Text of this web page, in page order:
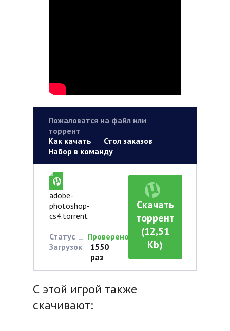
Пожаловатся на файл или
торрент
Как качать
Стол заказов
Набор в команду
adobe-
photoshop-
cs4.torrent
Статус
Проверено
Загрузок
1550
раз
Скачать
торрент
(12,51
Kb)
С этой игрой также
скачивают: